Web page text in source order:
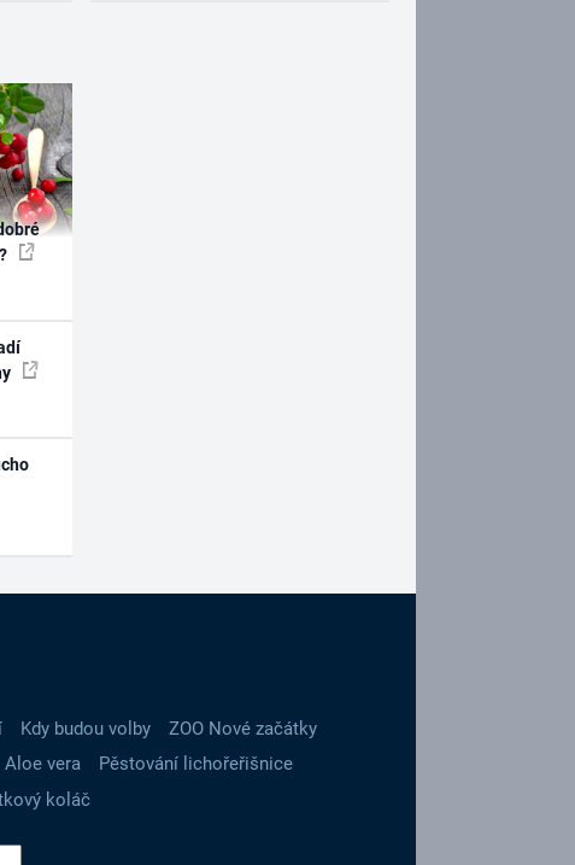
Kdy budou volby
ZOO Nové začátky
Aloe vera
Pěstování lichořeřišnice
koláč